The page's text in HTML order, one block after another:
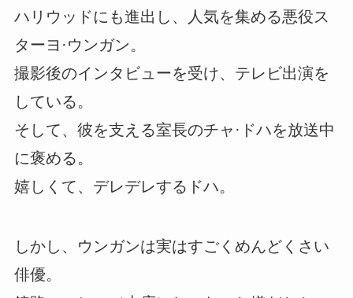
ハリウッドにも進出し、人気を集める悪役ス
ターヨ·ウンガン。
撮影後のインタビューを受け、テレビ出演を
している。
そして、彼を支える室長のチャ·ドハを放送中
に褒める。
嬉しくて、デレデレするドハ。
しかし、ウンガンは実はすごくめんどくさい
俳優。